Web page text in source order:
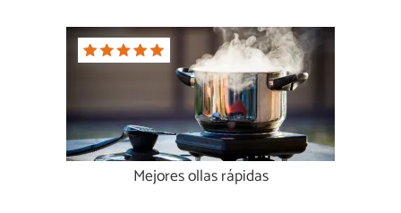
Mejores ollas rápidas